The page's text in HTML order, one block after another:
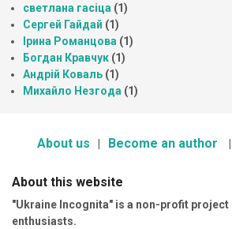
светлана гасіца (1)
Сергей Гайдай (1)
Ірина Романцова (1)
Богдан Кравчук (1)
Андрій Коваль (1)
Михайло Незгода (1)
About us Become an author
About this website
"Ukraine Incognita" is a non-profit
enthusiasts.